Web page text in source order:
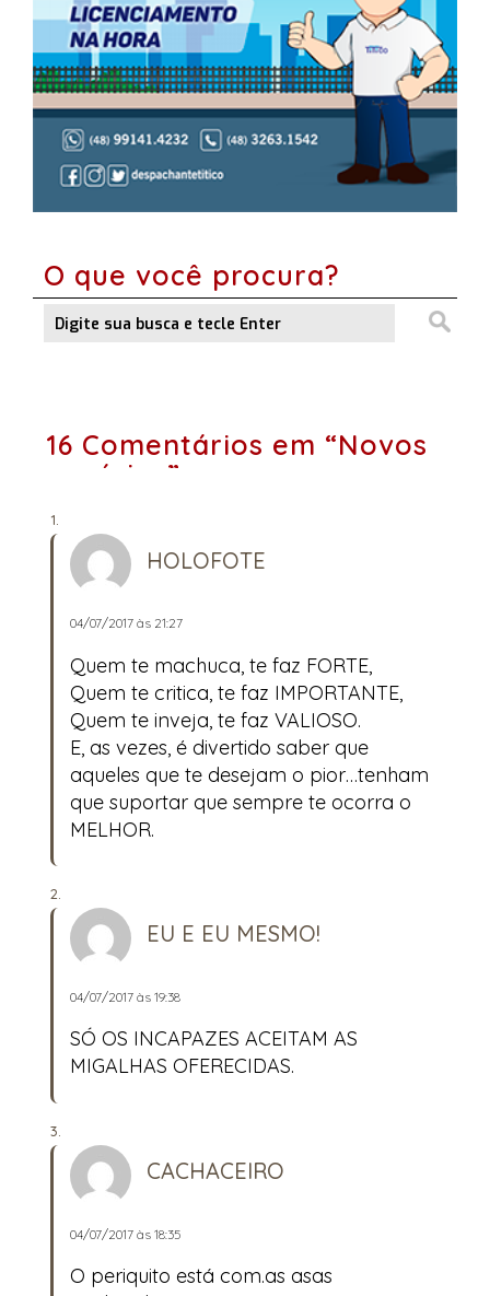
O que você procura?
16 Comentários em “Novos
canários”
HOLOFOTE
04/07/2017 às 21:27
Quem te machuca, te faz FORTE,
Quem te critica, te faz IMPORTANTE,
Quem te inveja, te faz VALIOSO.
E, as vezes, é divertido saber que
aqueles que te desejam o pior…tenham
que suportar que sempre te ocorra o
MELHOR.
EU E EU MESMO!
04/07/2017 às 19:38
SÓ OS INCAPAZES ACEITAM AS
MIGALHAS OFERECIDAS.
CACHACEIRO
04/07/2017 às 18:35
O periquito está com.as asas